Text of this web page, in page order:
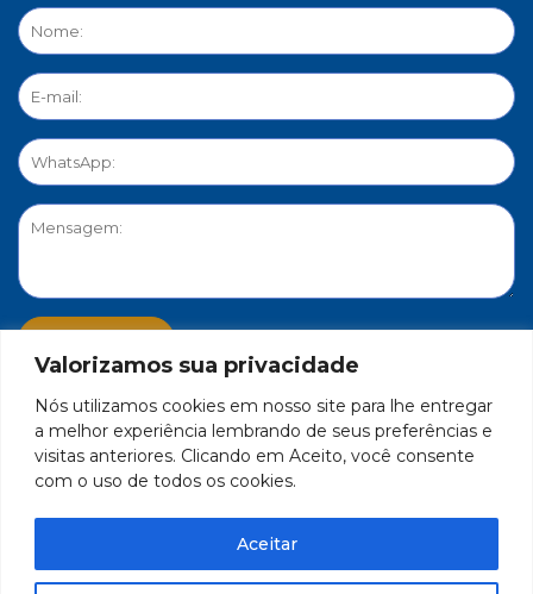
Valorizamos sua privacidade
Nós utilizamos cookies em nosso site para lhe entregar
a melhor experiência lembrando de seus preferências e
visitas anteriores. Clicando em Aceito, você consente
com o uso de todos os cookies.
Aceitar
PORTAL DE PRIVACIDADE
17.271.982/0001-59